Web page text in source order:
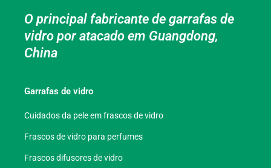
O principal fabricante de garrafas de
vidro por atacado em Guangdong,
China
Garrafas de vidro
Cuidados da pele em frascos de vidro
Frascos de vidro para perfumes
Frascos difusores de vidro